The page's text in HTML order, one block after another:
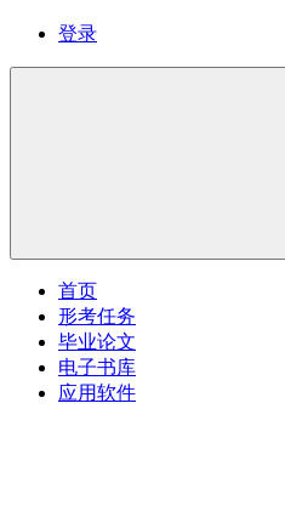
登录
首页
形考任务
毕业论文
电子书库
应用软件